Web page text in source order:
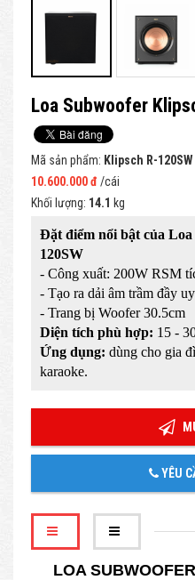
Loa Subwoofer
Mã sản phẩm: Klipsch R-120SW
10.600.000 đ /cái
Khối lượng: 14.1 kg
Đặt điểm nổi bật của
120SW
- Công xuất: 200W RSM
- Tạo ra dải âm trầm đầy
- Trang bị Woofer 30.5cm
Diện tích phù hợp: 15 -
Ứng dụng: dùng cho gia
karaoke.
YÊU
LOA